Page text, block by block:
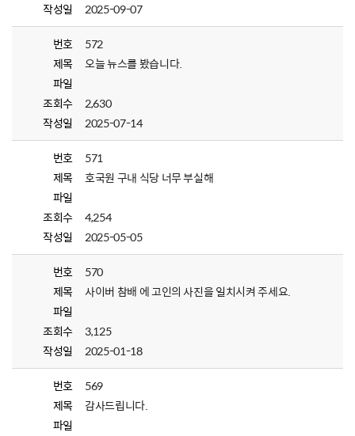
작성일
2025-09-07
번호
572
제목
오늘 뉴스를 봤습니다.
파일
조회수
2,630
작성일
2025-07-14
번호
571
제목
호국원 구내 식당 너무 부실해
파일
조회수
4,254
작성일
2025-05-05
번호
570
제목
사이버 참배 에 고인의 사진을 일치시켜 주세요.
파일
조회수
3,125
작성일
2025-01-18
번호
569
제목
감사드립니다.
파일